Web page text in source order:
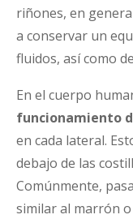
riñones, en
a conservar un
fluidos, así como
En el cuerpo
funcionamiento
en cada lateral.
debajo de las
Comúnmente,
similar al marrón